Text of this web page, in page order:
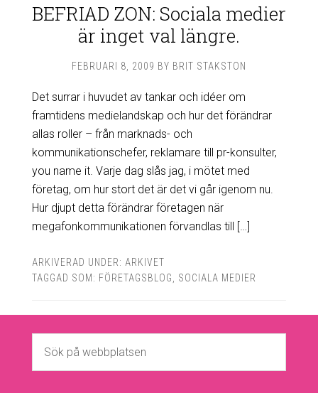
BEFRIAD ZON: Sociala medier
är inget val längre.
FEBRUARI 8, 2009 BY BRIT STAKSTON
Det surrar i huvudet av tankar och idéer om
framtidens medielandskap och hur det förändrar
allas roller – från marknads- och
kommunikationschefer, reklamare till pr-konsulter,
you name it. Varje dag slås jag, i mötet med
företag, om hur stort det är det vi går igenom nu.
Hur djupt detta förändrar företagen när
megafonkommunikationen förvandlas till […]
ARKIVERAD UNDER: ARKIVET
TAGGAD SOM: FÖRETAGSBLOG SOCIALA MEDIER